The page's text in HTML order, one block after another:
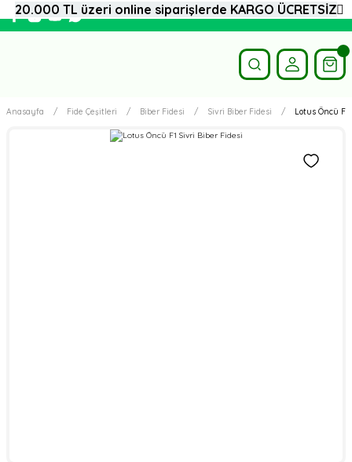
Anasayfa Fide Çeşitleri Biber Fidesi Sivri Biber Fidesi Lotus Öncü
20.000 TL üzeri online siparişlerde KARGO ÜCRETSİZ